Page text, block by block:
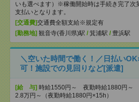
いも選べます）※稼働開始時は手続き完了次
支払いとなります。
[交通費]交通費全額支給※規定有
[勤務地] 観音寺(香川県)駅 / 箕浦駅 / 豊浜駅
＼空いた時間で働く！／日払い
可！施設での見回りなど[派遣]
[給 与] 時給1550円～ 夜勤時給1880円～
2.8万円～（夜勤時給1880円×15h）